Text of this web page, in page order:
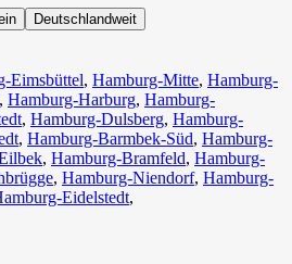
Deutschlandweit
Eimsbüttel, Hamburg-Mitte, Hamburg-
, Hamburg-Harburg, Hamburg-
, Hamburg-Dulsberg, Hamburg-
, Hamburg-Barmbek-Süd, Hamburg-
, Hamburg-Bramfeld, Hamburg-
, Hamburg-Niendorf, Hamburg-
Eidelstedt,